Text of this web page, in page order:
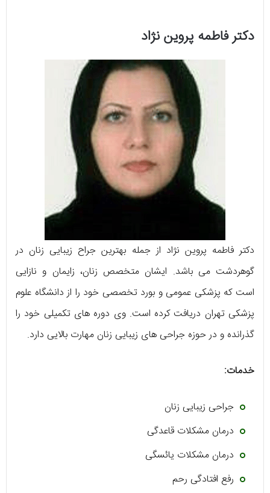
دکتر فاطمه پروین نژاد
دکتر فاطمه پروین نژاد از جمله بهترین جراح زیبایی زنان در
گوهردشت می باشد. ایشان متخصص زنان، زایمان و نازایی
است که پزشکی عمومی و بورد تخصصی خود را از دانشگاه علوم
پزشکی تهران دریافت کرده است. وی دوره های تکمیلی خود را
گذرانده و در حوزه جراحی های زیبایی زنان مهارت بالایی دارد.
خدمات:
جراحی زیبایی زنان
درمان مشکلات قاعدگی
درمان مشکلات یائسگی
رفع افتادگی رحم